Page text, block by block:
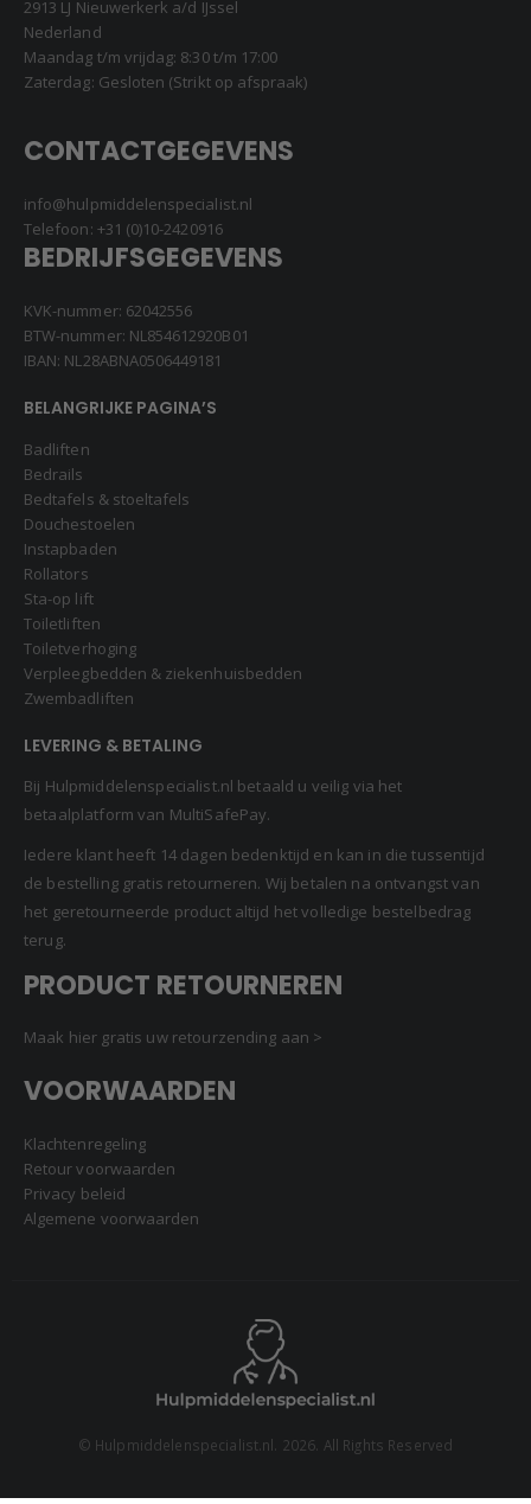
2913 LJ Nieuwerkerk a/d IJssel
Nederland
Maandag t/m vrijdag: 8:30 t/m 17:00
Zaterdag: Gesloten (Strikt op afspraak)
CONTACTGEGEVENS
info@hulpmiddelenspecialist.nl
Telefoon: +31 (0)10-2420916
BEDRIJFSGEGEVENS
KVK-nummer: 62042556
BTW-nummer: NL854612920B01
IBAN: NL28ABNA0506449181
BELANGRIJKE PAGINA’S
Badliften
Bedrails
Bedtafels & stoeltafels
Douchestoelen
Instapbaden
Rollators
Sta-op lift
Toiletliften
Toiletverhoging
Verpleegbedden & ziekenhuisbedden
Zwembadliften
LEVERING & BETALING
Bij Hulpmiddelenspecialist.nl betaald u veilig via het
betaalplatform van MultiSafePay.
Iedere klant heeft 14 dagen bedenktijd en kan in die tussentijd
de bestelling gratis retourneren. Wij betalen na ontvangst van
het geretourneerde product altijd het volledige bestelbedrag
terug.
PRODUCT RETOURNEREN
Maak hier gratis uw retourzending aan >
VOORWAARDEN
Klachtenregeling
Retour voorwaarden
Privacy beleid
Algemene voorwaarden
© Hulpmiddelenspecialist.nl. 2026. All Rights Reserved